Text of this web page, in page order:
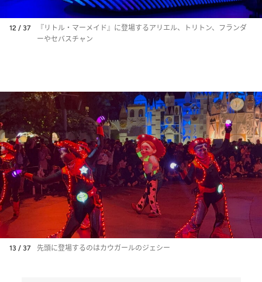
12 / 37
『リトル・マーメイド』に登場するアリエル、トリトン、フランダ
ーやセバスチャン
13 / 37 先頭に登場するのはカウガールのジェシー